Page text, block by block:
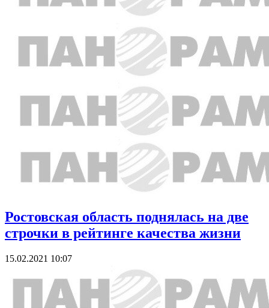
Ростовская область поднялась на две
строчки в рейтинге качества жизни
15.02.2021 10:07